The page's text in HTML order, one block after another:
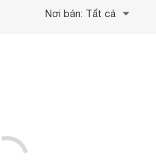
Nơi bán: Tất cả